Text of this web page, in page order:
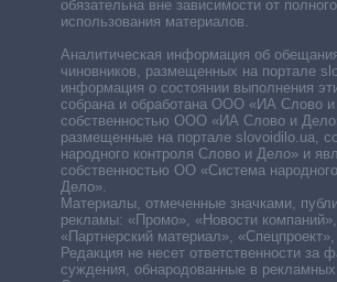
обязательна вне зависимости от полного
использования материалов.
Аналитическая информация об
чиновников, размещенных на портале
информация о состоянии выполнения
собрана и обработана ООО «ИА Слово и
собственностью ООО «ИА Слово и
размещенные на портале slovoidilo.ua,
народного контроля Слово и Дело» и
собственностью ОО «Система народного
Дело».
Материалы, отмеченные значками,
рекламы: «Промо», «Новости компаний»,
«Партнерский материал»,
Редакция не несет ответственности за
суждения, обнародованные в рекламных